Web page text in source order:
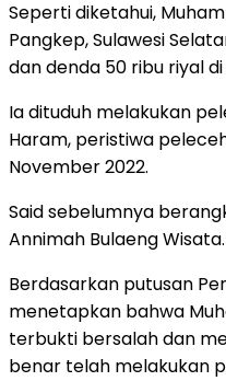
Seperti diketahui,
Pangkep, Sulawesi
dan denda 50 ribu riyal di
Ia dituduh melakukan
Haram, peristiwa
November 2022.
Said sebelumnya
Annimah Bulaeng Wisata.
Berdasarkan putusan
menetapkan bahwa
terbukti bersalah dan
benar telah melakukan